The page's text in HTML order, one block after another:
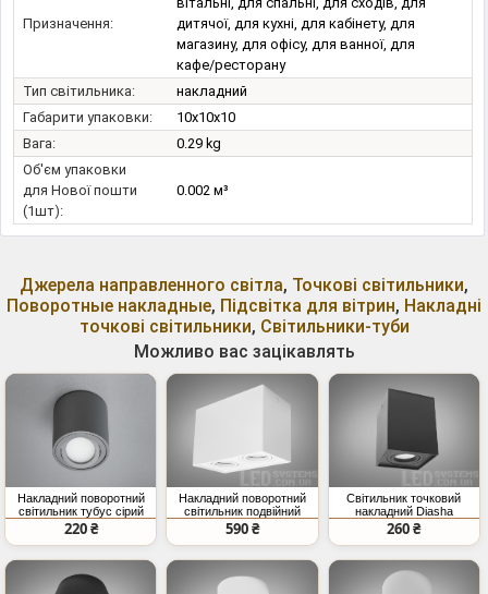
Призначення:
дитячої, для кухні, для кабінету, для
магазину, для офісу, для ванної, для
кафе/ресторану
Тип світильника:
накладний
Габарити упаковки:
10x10x10
Вага:
0.29 kg
Об'єм упаковки
для Нової пошти
(1шт):
0.002 м³
Джерела направленного світла, Точкові світильники,
Поворотные накладные, Підсвітка для вітрин, Накладні
точкові світильники, Світильники-туби
Можливо вас зацікавлять
Накладний поворотний
світильник тубус сірий
MR16 220В
220 ₴
Накладний поворотний
світильник подвійний
білий MR16
590 ₴
Світильник точковий
накладний Diasha
чорний MR16 IP20
260 ₴